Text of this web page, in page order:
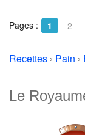
Pages : 1 2
Recettes › Pain ›
Le